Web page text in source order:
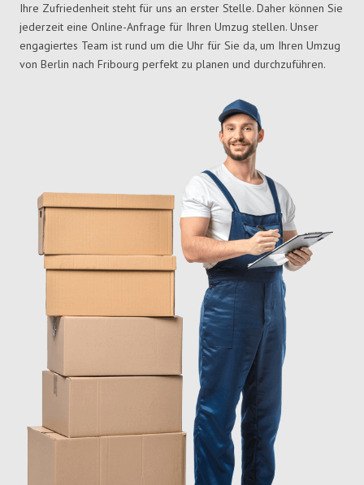
Ihre Zufriedenheit steht für uns an erster Stelle. Daher können Sie
jederzeit eine Online-Anfrage für Ihren Umzug stellen. Unser
engagiertes Team ist rund um die Uhr für Sie da, um Ihren Umzug
von Berlin nach Fribourg perfekt zu planen und durchzuführen.